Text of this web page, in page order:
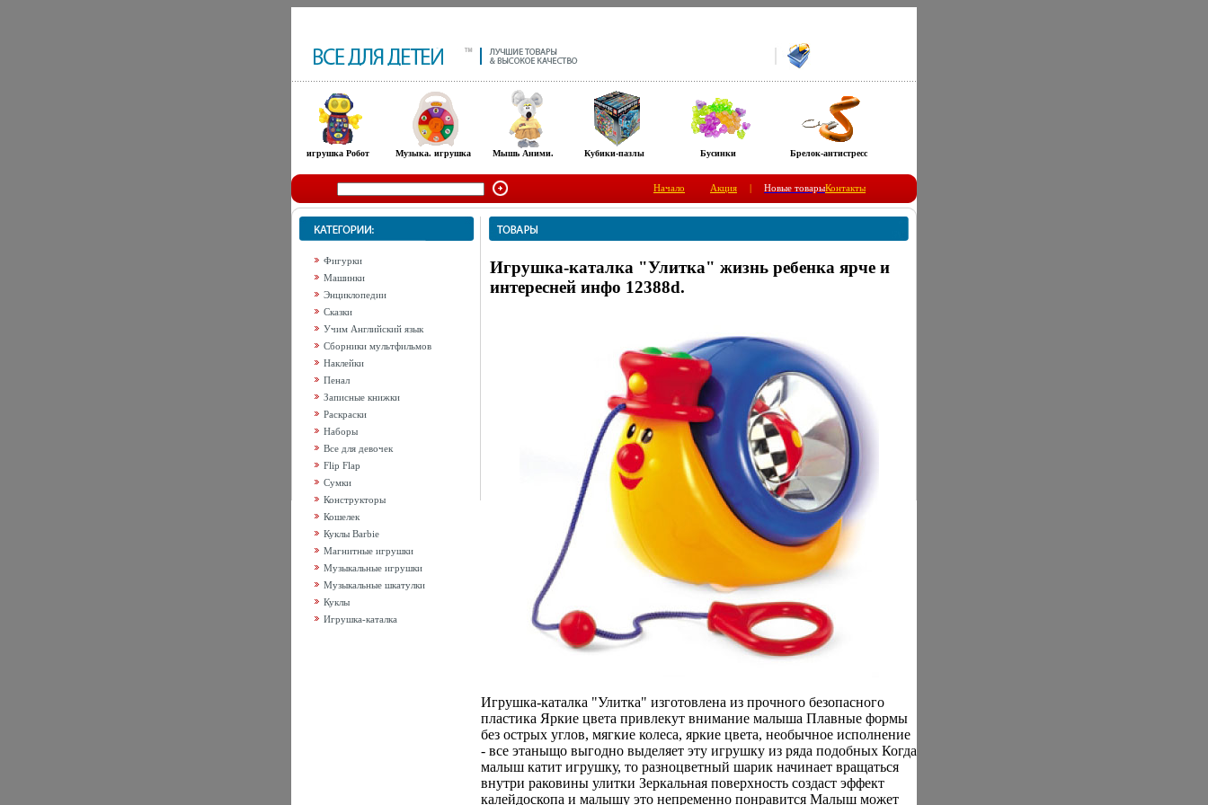
игрушка Робот Музыка. игрушка Мышь Аними. Кубики-пазлы Бусинки Брелок-антистресс
Начало Акция | Новые товарыКонтакты
Фигурки
Машинки
Энциклопедии
Сказки
Учим Английский язык
Сборники мультфильмов
Наклейки
Пенал
Записные книжки
Раскраски
Наборы
Все для девочек
Flip Flap
Сумки
Конструкторы
Кошелек
Куклы Barbie
Магнитные игрушки
Музыкальные игрушки
Музыкальные шкатулки
Куклы
Игрушка-каталка
Игрушка-каталка "Улитка" жизнь ребенка ярче и
интересней инфо 12388d.
Игрушка-каталка "Улитка" изготовлена из прочного безопасного
пластика Яркие цвета привлекут внимание малыша Плавные формы
без острых углов, мягкие колеса, яркие цвета, необычное исполнение
- все этаныщо выгодно выделяет эту игрушку из ряда подобных Когда
малыш катит игрушку, то разноцветный шарик начинает вращаться
внутри раковины улитки Зеркальная поверхность создаст эффект
калейдоскопа и малышу это непременно понравится Малыш может